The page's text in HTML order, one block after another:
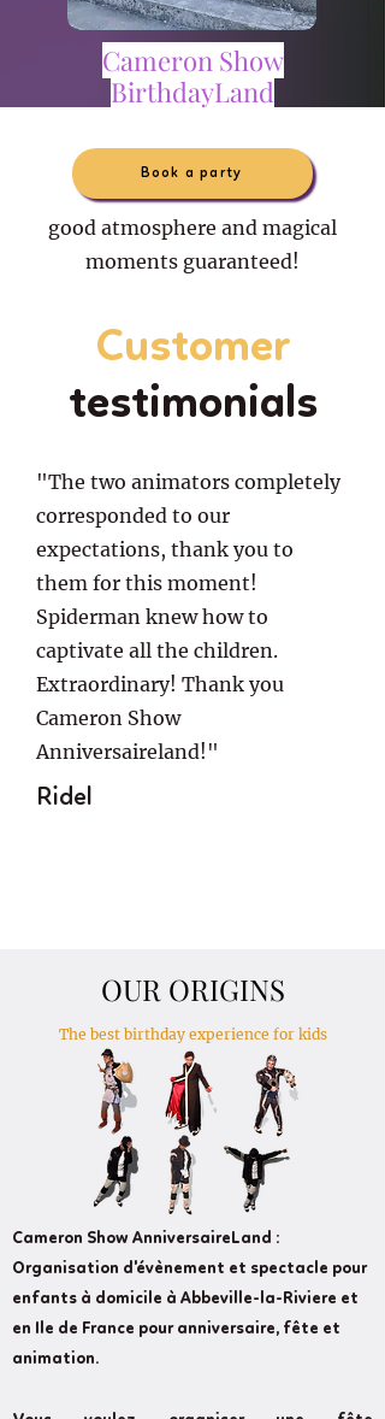
Cameron Show
BirthdayLand
Book a party
good atmosphere and magical
moments guaranteed!
Customer
testimonials
"The two animators completely
corresponded to our
expectations, thank you to
them for this moment!
Spiderman knew how to
captivate all the children.
Extraordinary! Thank you
Cameron Show
Anniversaireland!"
Ridel
OUR ORIGINS
The best birthday experience for kids
Cameron Show AnniversaireLand :
Organisation d'évènement et spectacle pour
enfants à domicile à Abbeville-la-Riviere et
en Ile de France pour anniversaire, fête et
animation.